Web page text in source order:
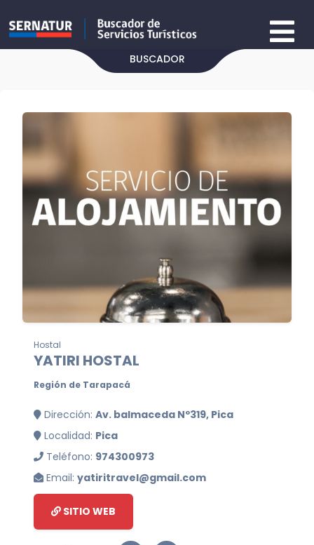
BUSCADOR
Hostal
YATIRI HOSTAL
Región de Tarapacá
Dirección: Av. balmaceda Nº319, Pica
Localidad: Pica
Teléfono: 974300973
Email: yatiritravel@gmail.com
SITIO WEB